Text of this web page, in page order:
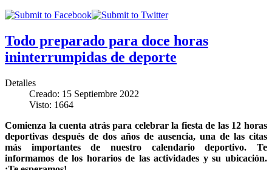
Todo preparado para doce horas
ininterrumpidas de deporte
Detalles
Creado: 15 Septiembre 2022
Visto: 1664
Comienza la cuenta atrás para celebrar la fiesta de las 12 horas
deportivas después de dos años de ausencia, una de las citas
más importantes de nuestro calendario deportivo. Te
informamos de los horarios de las actividades y su ubicación.